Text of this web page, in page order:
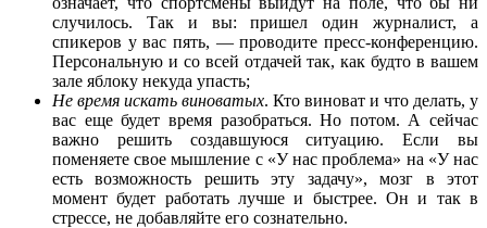
случилось. Так и вы: пришел один журналист, а
спикеров у вас пять, — проводите пресс-конференцию.
Персональную и со всей отдачей так, как будто в вашем
зале яблоку некуда упасть;
Не время искать виноватых. Кто виноват и что делать, у
вас еще будет время разобраться. Но потом. А сейчас
важно решить создавшуюся ситуацию. Если вы
поменяете свое мышление с «У нас проблема» на «У нас
есть возможность решить эту задачу», мозг в этот
момент будет работать лучше и быстрее. Он и так в
стрессе, не добавляйте его сознательно.